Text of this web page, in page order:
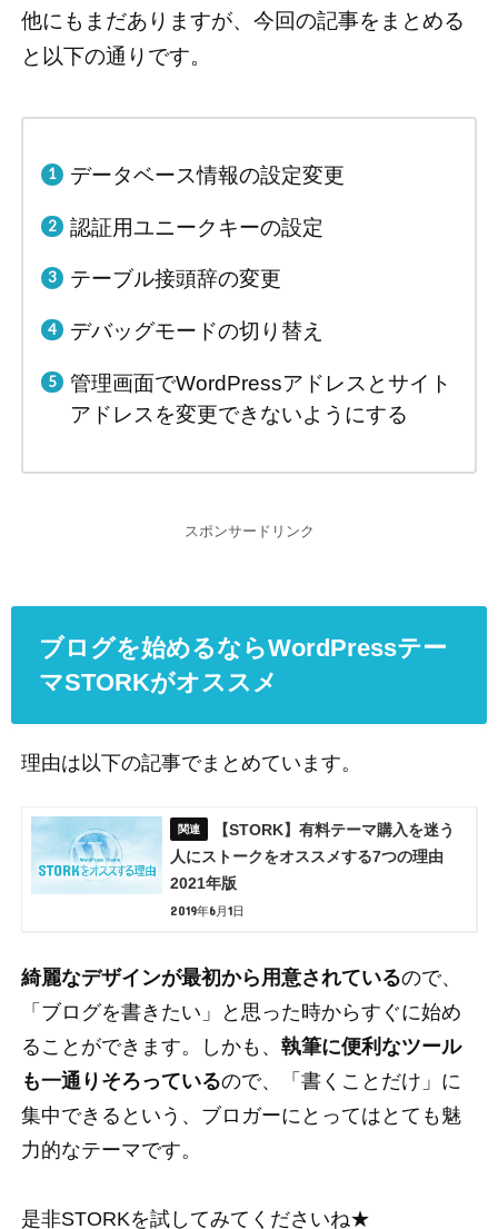
他にもまだありますが、今回の記事をまとめる
と以下の通りです。
データベース情報の設定変更
認証用ユニークキーの設定
テーブル接頭辞の変更
デバッグモードの切り替え
管理画面でWordPressアドレスとサイト
アドレスを変更できないようにする
スポンサードリンク
ブログを始めるならWordPressテー
マSTORKがオススメ
理由は以下の記事でまとめています。
【STORK】有料テーマ購入を迷う
人にストークをオススメする7つの理由
2021年版
2019年6月1日
綺麗なデザインが最初から用意されているので、
「ブログを書きたい」と思った時からすぐに始め
ることができます。しかも、 執筆に便利なツール
も一通りそろっているので、「書くことだけ」に
集中できるという、ブロガーにとってはとても魅
力的なテーマです。
是非STORKを試してみてくださいね★